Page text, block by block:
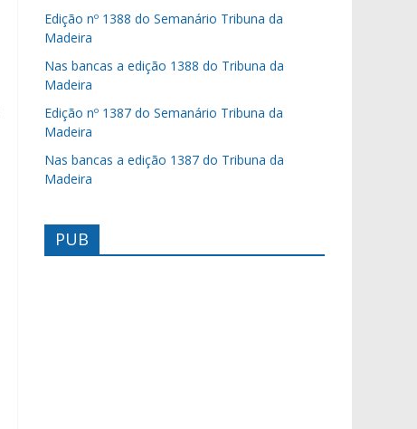
Edição nº 1388 do Semanário Tribuna da
Madeira
Nas bancas a edição 1388 do Tribuna da
Madeira
Edição nº 1387 do Semanário Tribuna da
Madeira
Nas bancas a edição 1387 do Tribuna da
Madeira
PUB